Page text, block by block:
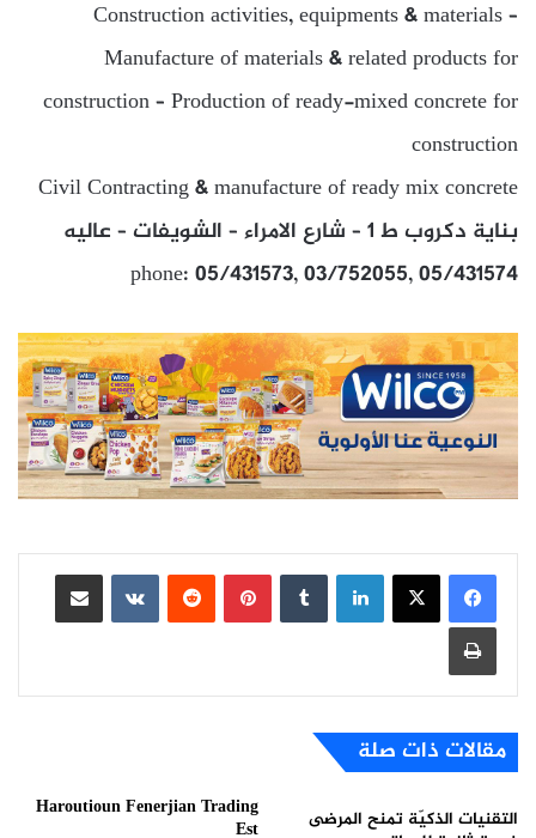
Construction activities, equipments & materials –
Manufacture of materials & related products for
construction – Production of ready-mixed concrete for
construction
Civil Contracting & manufacture of ready mix concrete
بناية دكروب ط 1 – شارع الامراء – الشويفات – عاليه
phone: 05/431573, 03/752055, 05/431574
لينكدإن بينتيريست
مشاركة عبر البريد
طباعة
مقالات ذات صلة
التقنيات الذكيّة تمنح المرضى
Haroutioun Fenerjian Trading
Est